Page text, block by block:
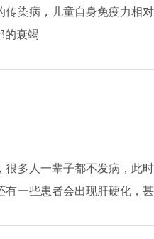
染病，儿童自身免疫力相
的衰竭
多人一辈子都不发病，此
一些患者会出现肝硬化，